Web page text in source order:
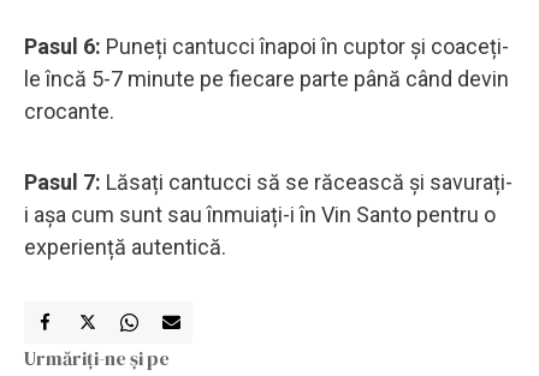
Pasul 6: Puneți cantucci înapoi în cuptor și coaceți-
le încă 5-7 minute pe fiecare parte până când devin
crocante.
Pasul 7: Lăsați cantucci să se răcească și savurați-
i așa cum sunt sau înmuiați-i în Vin Santo pentru o
experiență autentică.
Urmăriți-ne și pe